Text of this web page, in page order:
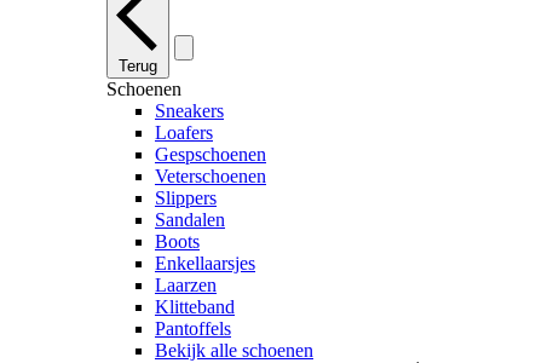
Terug
Schoenen
Sneakers
Loafers
Gespschoenen
Veterschoenen
Slippers
Sandalen
Boots
Enkellaarsjes
Laarzen
Klitteband
Pantoffels
Bekijk alle schoenen